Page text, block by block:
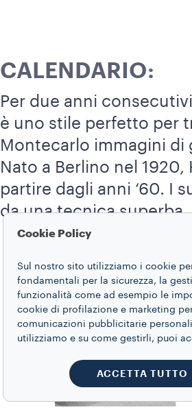
CALENDARIO:
Per due anni
è uno stile perfetto per
Montecarlo immagini
Nato a Berlino nel
partire dagli anni ‘60. I
da una tecnica
Cookie Policy
Sul nostro sito utilizziamo i cookie
fondamentali per la sicurezza, la
funzionalità come ad esempio le
cookie di profilazione e marketing
comunicazioni pubblicitarie
utilizziamo e su come gestirli, puoi
ACCETTA TUTTO